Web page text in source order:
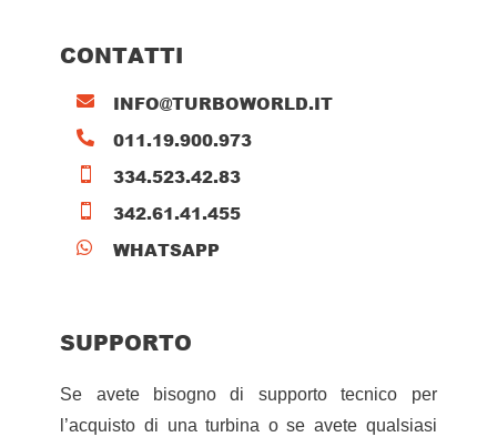
CONTATTI
 INFO@TURBOWORLD.IT
 011.19.900.973
 334.523.42.83
 342.61.41.455
 WHATSAPP
SUPPORTO
Se avete bisogno di supporto tecnico per
l’acquisto di una turbina o se avete qualsiasi